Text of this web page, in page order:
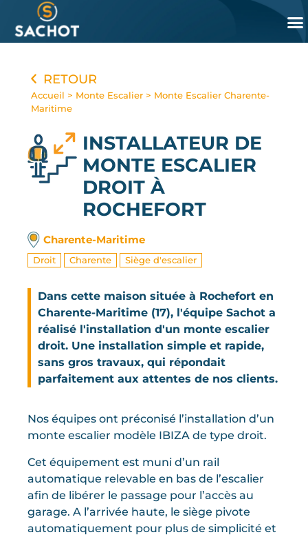
RETOUR
Accueil > Monte Escalier > Monte Escalier Charente-
Maritime
INSTALLATEUR DE
MONTE ESCALIER
DROIT À
ROCHEFORT
Charente-Maritime
Droit Charente Siège d'escalier
Dans cette maison située à Rochefort en
Charente-Maritime (17), l'équipe Sachot a
réalisé l'installation d'un monte escalier
droit. Une installation simple et rapide,
sans gros travaux, qui répondait
parfaitement aux attentes de nos clients.
Nos équipes ont préconisé l’installation d’un
monte escalier modèle IBIZA de type droit.
Cet équipement est muni d’un rail
automatique relevable en bas de l’escalier
afin de libérer le passage pour l’accès au
garage. A l’arrivée haute, le siège pivote
automatiquement pour plus de simplicité et
Panneau de gestion des cookies